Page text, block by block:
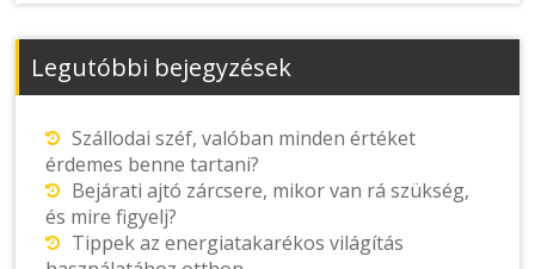
Legutóbbi bejegyzések
Szállodai széf, valóban minden értéket
érdemes benne tartani?
Bejárati ajtó zárcsere, mikor van rá szükség,
és mire figyelj?
Tippek az energiatakarékos világítás